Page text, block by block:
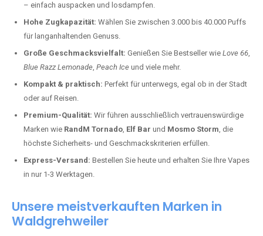
– einfach auspacken und losdampfen.
Hohe Zugkapazität: Wählen Sie zwischen 3.000 bis 40.000 Puffs
für langanhaltenden Genuss.
Große Geschmacksvielfalt: Genießen Sie Bestseller wie Love 66,
Blue Razz Lemonade, Peach Ice und viele mehr.
Kompakt & praktisch: Perfekt für unterwegs, egal ob in der Stadt
oder auf Reisen.
Premium-Qualität: Wir führen ausschließlich vertrauenswürdige
Marken wie RandM Tornado, Elf Bar und Mosmo Storm, die
höchste Sicherheits- und Geschmackskriterien erfüllen.
Express-Versand: Bestellen Sie heute und erhalten Sie Ihre Vapes
in nur 1-3 Werktagen.
Unsere meistverkauften Marken in
Waldgrehweiler